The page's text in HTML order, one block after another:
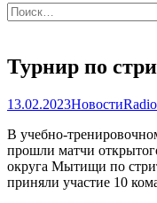
Найти:
Турнир по
13.02.2023Новости
В учебно-
прошли матчи
округа Мытищи по
приняли участие 10